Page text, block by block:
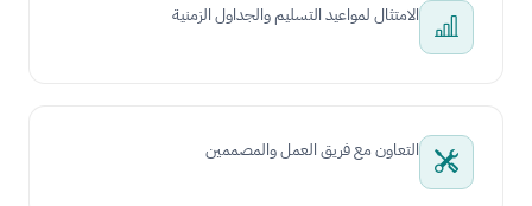
الامتثال لمواعيد التسليم والجداول الزمنية
التعاون مع فريق العمل والمصممين